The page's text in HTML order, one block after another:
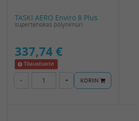
TASKI AERO Enviro 8 Plus
supertehokas pölynimuri
337,74 €
Tilaustuote
- + KORIIN